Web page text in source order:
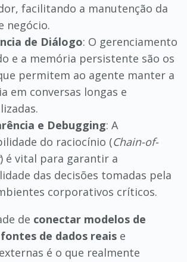
facilitando a manutenção da
negócio.
de Diálogo: O gerenciamento
e a memória persistente são os
permitem ao agente manter a
em conversas longas e
e Debugging: A
do raciocínio (Chain-of-
) é vital para garantir a
das decisões tomadas pela
corporativos críticos.
de conectar modelos de
de dados reaise
é o que realmente